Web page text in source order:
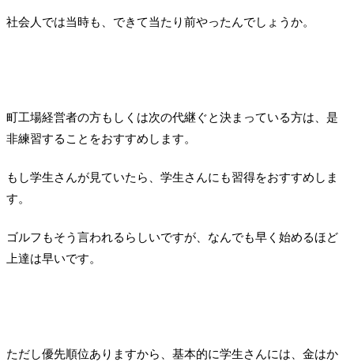
社会人では当時も、できて当たり前やったんでしょうか。
町工場経営者の方もしくは次の代継ぐと決まっている方は、是
非練習することをおすすめします。
もし学生さんが見ていたら、学生さんにも習得をおすすめしま
す。
ゴルフもそう言われるらしいですが、なんでも早く始めるほど
上達は早いです。
ただし優先順位ありますから、基本的に学生さんには、金はか